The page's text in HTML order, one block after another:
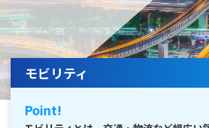
モビリティ
Point!